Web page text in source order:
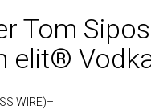
Tom
elit®
WIRE)–